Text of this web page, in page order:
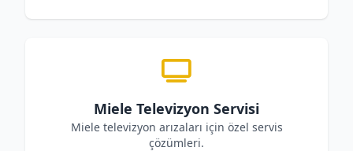
Miele Televizyon Servisi
Miele televizyon arızaları için özel servis
çözümleri.